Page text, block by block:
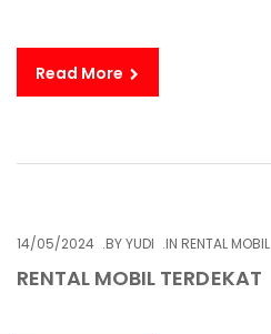
Read More
14/05/2024 BYYUDI IN RENTAL MOBIL
RENTAL MOBIL TERDEKAT